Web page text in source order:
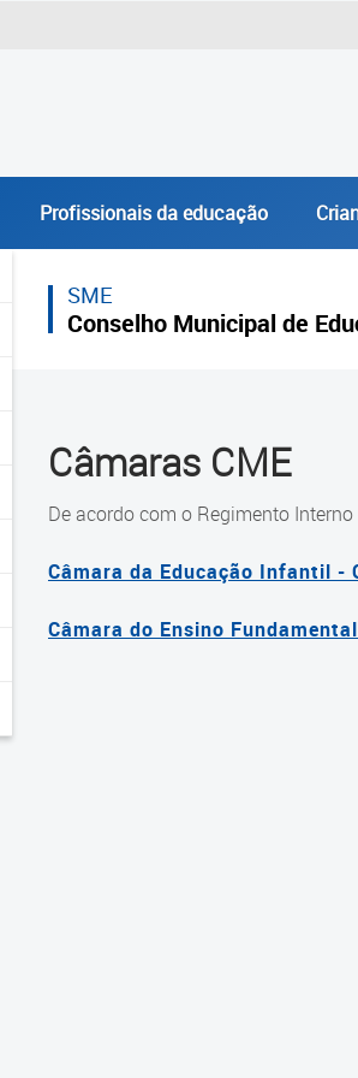
Profissionais da educação
SME
Conselho Municipal de
Câmaras CME
De acordo com o Regimento Interno
Câmara da Educação Infantil -
Câmara do Ensino